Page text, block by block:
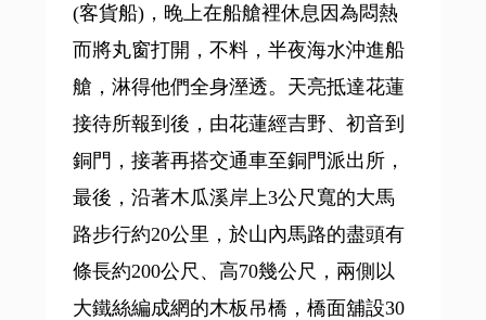
(客貨船)，晚上在船艙裡休息因為悶熱
而將丸窗打開，不料，半夜海水沖進船
艙，淋得他們全身溼透。天亮抵達花蓮
接待所報到後，由花蓮經吉野、初音到
銅門，接著再搭交通車至銅門派出所，
最後，沿著木瓜溪岸上3公尺寬的大馬
路步行約20公里，於山內馬路的盡頭有
條長約200公尺、高70幾公尺，兩側以
大鐵絲編成網的木板吊橋，橋面舖設30